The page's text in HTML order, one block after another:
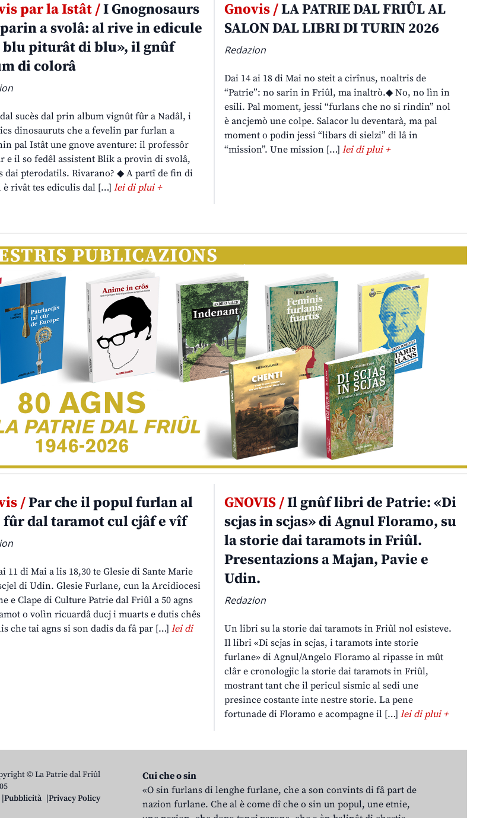
par la Istât /I Gnognosaurs
a svolâ: al rive in edicule
blu piturât di blu», il gnûf
di colorâ
sucès dal prin album vignût fûr a Nadâl, i
dinosauruts che a fevelin par furlan a
pal Istât une gnove aventure: il professôr
e il so fedêl assistent Blik a provin di svolâ,
dai pterodatils. Rivarano? ◆ A partî de fin di
è rivât tes ediculis dal […] lei di plui +
Gnovis /LA PATRIE DAL FRIÛL AL
SALON DAL LIBRI DI TURIN 2026
Redazion
Dai 14 ai 18 di Mai no steit a cirînus, noaltris de
“Patrie”: no sarin in Friûl, ma inaltrò.◆ No, no lìn in
esili. Pal moment, jessi “furlans che no si rindin” nol
è ancjemò une colpe. Salacor lu deventarà, ma pal
moment o podin jessi “libars di sielzi” di lâ in
“mission”. Une mission […]lei di plui +
/Par che il popul furlan al
dal taramot cul cjâf e vîf
11 di Mai a lis 18,30 te Glesie di Sante Marie
di Udin. Glesie Furlane, cun la Arcidiocesi
e Clape di Culture Patrie dal Friûl a 50 agns
o volìn ricuardâ ducj i muarts e dutis chês
che tai agns si son dadis da fâ par […] lei di
GNOVIS /Il gnûf libri de Patrie: «Di
scjas in scjas» di Agnul Floramo, su
la storie dai taramots in Friûl.
Presentazions a Majan, Pavie e
Udin.
Redazion
Un libri su la storie dai taramots in Friûl nol esisteve.
Il libri «Di scjas in scjas, i taramots inte storie
furlane» di Agnul/Angelo Floramo al ripasse in mût
clâr e cronologjic la storie dai taramots in Friûl,
mostrant tant che il pericul sismic al sedi une
presince costante inte nestre storie. La pene
fortunade di Floramo e acompagne il […]lei di plui +
© La Patrie dal Friûl
Pubblicità
Privacy Policy
Cui che o sin
«O sin furlans di lenghe furlane, che a son convints di fâ part de
nazion furlane. Che al è come dî che o sin un popul, une etnie,